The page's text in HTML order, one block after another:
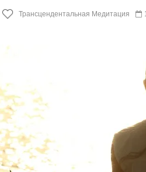
Трансцендентальная Медитация